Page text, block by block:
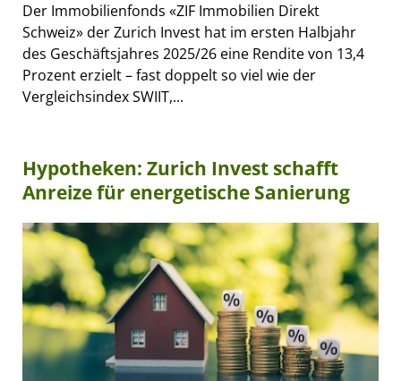
Der Immobilienfonds «ZIF Immobilien Direkt
Schweiz» der Zurich Invest hat im ersten Halbjahr
des Geschäftsjahres 2025/26 eine Rendite von 13,4
Prozent erzielt – fast doppelt so viel wie der
Vergleichsindex SWIIT,...
Hypotheken: Zurich Invest schafft
Anreize für energetische Sanierung